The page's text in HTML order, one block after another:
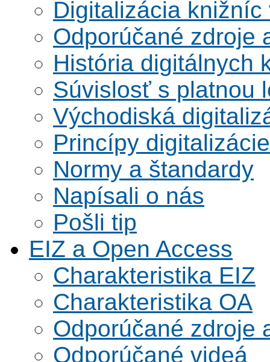
Digitalizácia knižníc
Odporúčané zdroje
História digitálnych
Súvislosť s platnou
Východiská
Princípy digitalizácie
Normy a štandardy
Napísali o nás
Pošli tip
EIZ a Open Access
Charakteristika EIZ
Charakteristika OA
Odporúčané zdroje
Odporúčané videá